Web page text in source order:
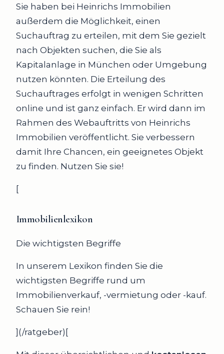
Sie haben bei Heinrichs Immobilien
außerdem die Möglichkeit, einen
Suchauftrag zu erteilen, mit dem Sie gezielt
nach Objekten suchen, die Sie als
Kapitalanlage in München oder Umgebung
nutzen könnten. Die Erteilung des
Suchauftrages erfolgt in wenigen Schritten
online und ist ganz einfach. Er wird dann im
Rahmen des Webauftritts von Heinrichs
Immobilien veröffentlicht. Sie verbessern
damit Ihre Chancen, ein geeignetes Objekt
zu finden. Nutzen Sie sie!
[
Immobilienlexikon
Die wichtigsten Begriffe
In unserem Lexikon finden Sie die
wichtigsten Begriffe rund um
Immobilienverkauf, -vermietung oder -kauf.
Schauen Sie rein!
](/ratgeber)[